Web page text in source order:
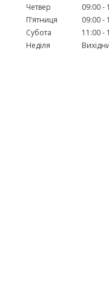
Четвер
09:00
Пʼятниця
09:00
Субота
11:00
Неділя